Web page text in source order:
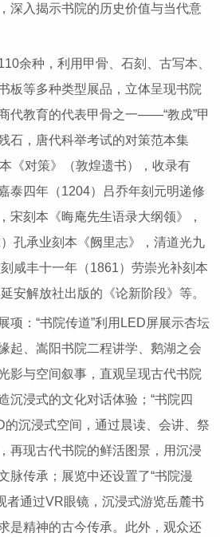
深入揭示书院的历史价值与当代意
余种，利用甲骨、石刻、古写本、
板等多种类型展品，立体呈现书院
代教育的代表甲骨之一——“教戍”甲
石，唐代科举考试的对策范本集
对策》（敦煌遗书），收录有
泰四年（1204）吕乔年刻元明递修
宋刻本《晦庵先生语录大纲领》，
孔承业刻本《阙里志》，清道光九
咸丰十一年（1861）劳崇光补刻本
安解放社出版的《论新阶段》等。
项：“书院传道”利用LED屏展示杏坛
起、嵩阳书院二程讲学、鹅湖之会
影与空间叙事，直观呈现古代书院
沉浸式的文化对话体验；“书院四
的沉浸式空间，通过晨读、会讲、祭
再现古代书院的鲜活图景，用沉浸
脉传承；展览中还设置了“书院漫
者通过VR眼镜，沉浸式游览岳麓书
是精神的古今传承。此外，观众还